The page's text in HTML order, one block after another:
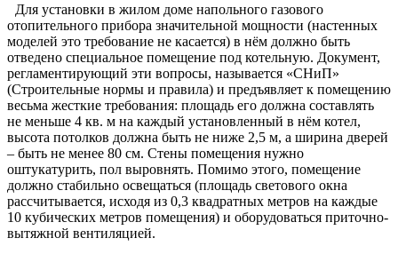
Для установки в жилом доме напольного газового
отопительного прибора значительной мощности (настенных
моделей это требование не касается) в нём должно быть
отведено специальное помещение под котельную. Документ,
регламентирующий эти вопросы, называется «СНиП»
(Строительные нормы и правила) и предъявляет к помещению
весьма жесткие требования: площадь его должна составлять
не меньше 4 кв. м на каждый установленный в нём котел,
высота потолков должна быть не ниже 2,5 м, а ширина дверей
– быть не менее 80 см. Стены помещения нужно
оштукатурить, пол выровнять. Помимо этого, помещение
должно стабильно освещаться (площадь светового окна
рассчитывается, исходя из 0,3 квадратных метров на каждые
10 кубических метров помещения) и оборудоваться приточно-
вытяжной вентиляцией.